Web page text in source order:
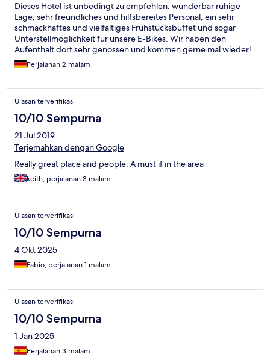
Dieses Hotel ist unbedingt zu empfehlen: wunderbar ruhige
Lage, sehr freundliches und hilfsbereites Personal, ein sehr
schmackhaftes und vielfältiges Frühstücksbuffet und sogar
Unterstellmöglichkeit für unsere E-Bikes. Wir haben den
Aufenthalt dort sehr genossen und kommen gerne mal wieder!
Perjalanan 2 malam
Ulasan terverifikasi
10/10 Sempurna
21 Jul 2019
Terjemahkan dengan Google
Really great place and people. A must if in the area
keith, perjalanan 3 malam
Ulasan terverifikasi
10/10 Sempurna
4 Okt 2025
Fabio, perjalanan 1 malam
Ulasan terverifikasi
10/10 Sempurna
1 Jan 2025
Perjalanan 3 malam